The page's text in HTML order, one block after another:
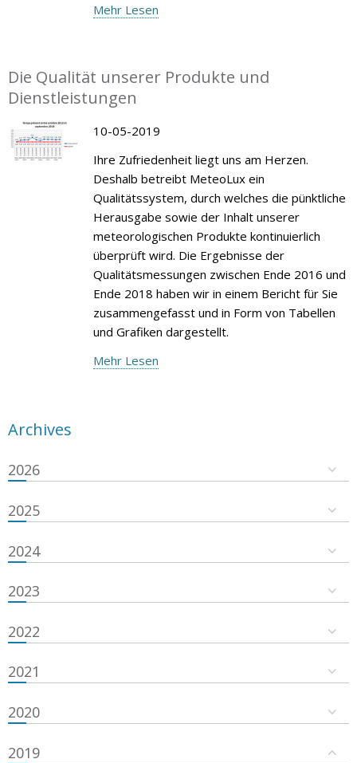
Mehr Lesen
Die Qualität unserer Produkte und
Dienstleistungen
10-05-2019
Ihre Zufriedenheit liegt uns am Herzen.
Deshalb betreibt MeteoLux ein
Qualitätssystem, durch welches die pünktliche
Herausgabe sowie der Inhalt unserer
meteorologischen Produkte kontinuierlich
überprüft wird. Die Ergebnisse der
Qualitätsmessungen zwischen Ende 2016 und
Ende 2018 haben wir in einem Bericht für Sie
zusammengefasst und in Form von Tabellen
und Grafiken dargestellt.
Mehr Lesen
Archives
2026
2025
2024
2023
2022
2021
2020
2019